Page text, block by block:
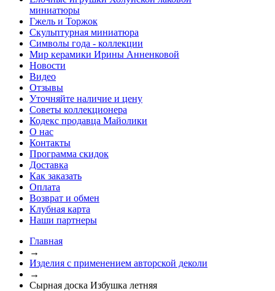
миниатюры
Гжель и Торжок
Скульптурная миниатюра
Символы года - коллекции
Мир керамики Ирины Анненковой
Новости
Видео
Отзывы
Уточняйте наличие и цену
Советы коллекционера
Кодекс продавца Майолики
О нас
Контакты
Программа скидок
Доставка
Как заказать
Оплата
Возврат и обмен
Клубная карта
Наши партнеры
Главная
→
Изделия с применением авторской деколи
→
Сырная доска Избушка летняя